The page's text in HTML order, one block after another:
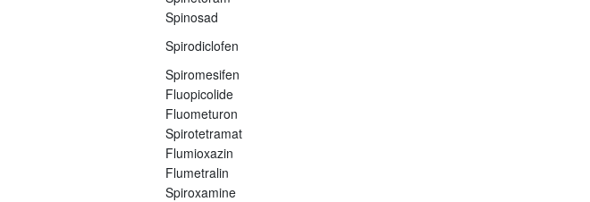
Spinosad
Spirodiclofen
Spiromesifen
Fluopicolide
Fluometuron
Spirotetramat
Flumioxazin
Flumetralin
Spiroxamine